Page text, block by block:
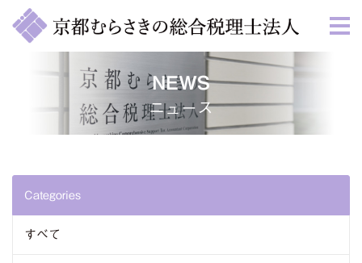
NEWS
ニュース
Categories
すべて